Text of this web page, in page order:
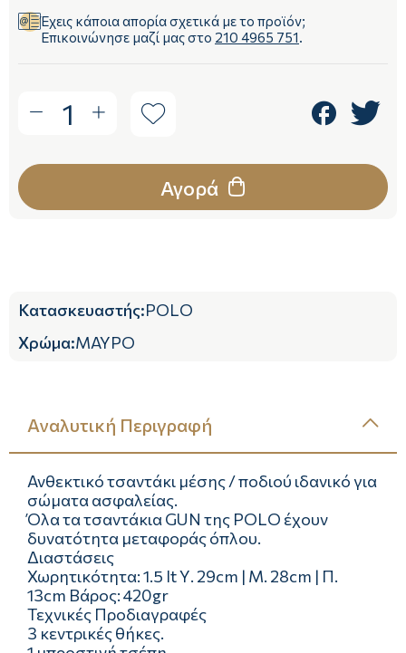
Έχεις κάποια απορία σχετικά με το προϊόν;
Επικοινώνησε μαζί μας στο 210 4965 751.
1
Αγορά
Κατασκευαστής:POLO
Χρώμα:ΜΑΥΡΟ
Αναλυτική Περιγραφή
Ανθεκτικό τσαντάκι μέσης / ποδιού ιδανικό για
σώματα ασφαλείας.
Όλα τα τσαντάκια GUN της POLO έχουν
δυνατότητα μεταφοράς όπλου.
Διαστάσεις
Χωρητικότητα: 1.5 lt Υ. 29cm | Μ. 28cm | Π.
13cm Βάρος: 420gr
Τεχνικές Προδιαγραφές
3 κεντρικές θήκες.